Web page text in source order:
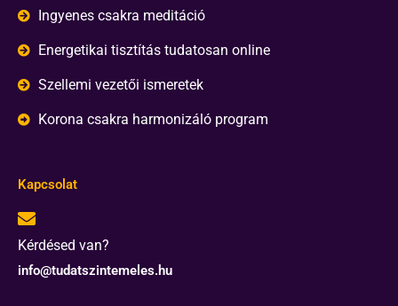
Ingyenes csakra meditáció
Energetikai tisztítás tudatosan online
Szellemi vezetői ismeretek
Korona csakra harmonizáló program
Kapcsolat
Kérdésed van?
info@tudatszintemeles.hu